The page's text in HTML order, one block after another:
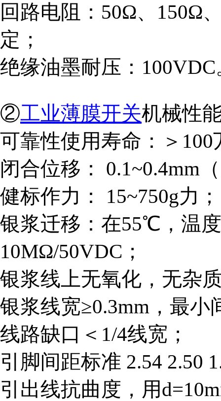
回路电阻： 50Ω、150Ω
定；
绝缘油墨耐压： 100VDC
②工业薄膜开关机械性
可靠性使用寿命：＞ 100
闭合位移： 0.1~0.4mm
健标作力： 15~750g力；
银浆迁移：在55℃，温
10MΩ/50VDC；
银浆线上无氧化，无杂
银浆线宽≥0.3mm，最小
线路缺口＜1/4线宽；
引脚间距标准 2.54 2.50
引出线抗曲度，用